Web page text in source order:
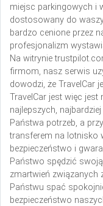
miejsc parkingowych i
dostosowany do
bardzo cenione przez
profesjonalizm
Na witrynie
firmom, nasz serwis
dowodzi, że TravelCar
TravelCar jest więc
najlepszych,
Państwa potrzeb, a
transferem na lotnisko
bezpieczeństwo i
Państwo spędzić
zmartwień
Państwu spać
bezpieczeństwo